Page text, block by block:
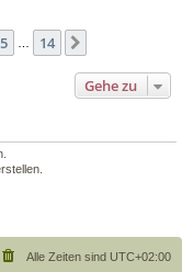
5 14
Gehe zu
Alle Zeiten sind UTC+02:00